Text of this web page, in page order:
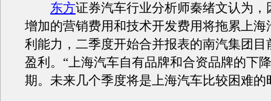
东方证券汽车行业分析师秦绪文认为，
增加的营销费用和技术开发费用将拖累上海
利能力，二季度开始合并报表的南汽集团目
盈利。“上海汽车自有品牌和合资品牌的下
期。未来几个季度将是上海汽车比较困难的